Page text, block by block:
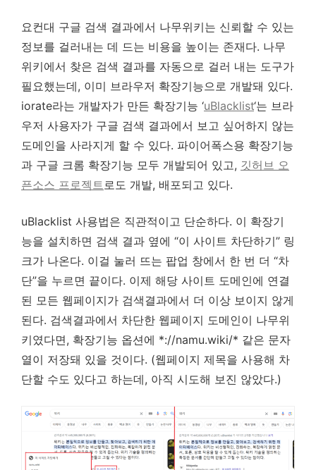
요컨대 구글 검색 결과에서 나무위키는 신뢰할 수 있는
정보를 걸러내는 데 드는 비용을 높이는 존재다. 나무
위키에서 찾은 검색 결과를 자동으로 걸러 내는 도구가
필요했는데, 이미 브라우저 확장기능으로 개발돼 있다.
iorate라는 개발자가 만든 확장기능 ‘uBlacklist‘는 브라
우저 사용자가 구글 검색 결과에서 보고 싶어하지 않는
도메인을 사라지게 할 수 있다. 파이어폭스용 확장기능
과 구글 크롬 확장기능 모두 개발되어 있고, 깃허브 오
픈소스 프로젝트로도 개발, 배포되고 있다.
uBlacklist 사용법은 직관적이고 단순하다. 이 확장기
능을 설치하면 검색 결과 옆에 “이 사이트 차단하기” 링
크가 나온다. 이걸 눌러 뜨는 팝업 창에서 한 번 더 “차
단”을 누르면 끝이다. 이제 해당 사이트 도메인에 연결
된 모든 웹페이지가 검색결과에서 더 이상 보이지 않게
된다. 검색결과에서 차단한 웹페이지 도메인이 나무위
키였다면, 확장기능 옵션에 *://namu.wiki/* 같은 문자
열이 저장돼 있을 것이다. (웹페이지 제목을 사용해 차
단할 수도 있다고 하는데, 아직 시도해 보진 않았다.)